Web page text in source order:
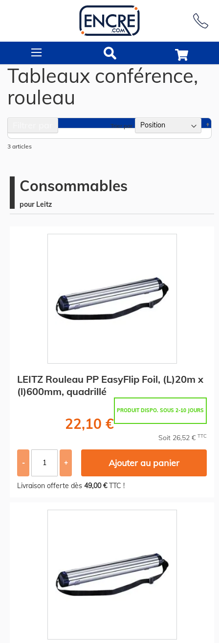
Tableaux conférence,
rouleau
3 articles
Trier par
Consommables
pour Leitz
LEITZ Rouleau PP EasyFlip Foil, (L)20m x
(l)600mm, quadrillé
PRODUIT DISPO. SOUS 2-10 JOURS
22,10 €
Soit 26,52 € TTC
- + Ajouter au panier
Livraison offerte dès 49,00 €TTC !